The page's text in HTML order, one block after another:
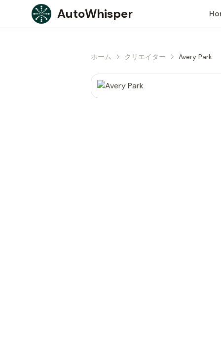
Skip to content
AutoWhisper
ホーム クリエイター Avery Park